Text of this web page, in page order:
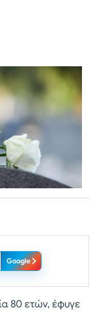
Google
80 ετών, έφυγε